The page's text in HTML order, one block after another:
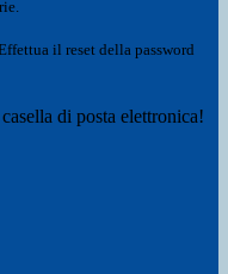
il reset della password
di posta elettronica!